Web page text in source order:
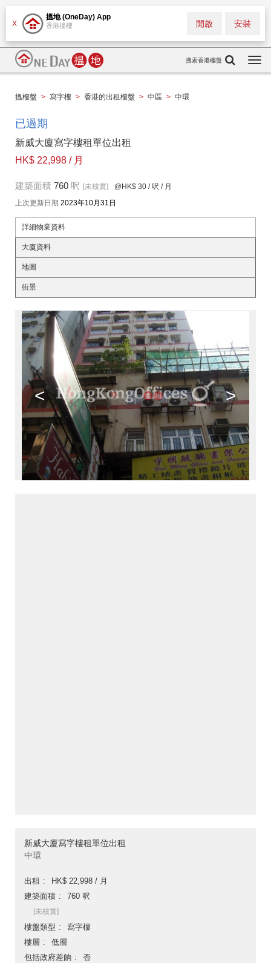
X
搵地 (OneDay) App
香港搵樓 安裝
開啟
搜索香港樓盤
搵樓盤 > 寫字樓 > 香港的出租樓盤 > 中區 > 中環
已過期
新威大廈寫字樓租單位出租
HK$ 22,998 / 月
建築面積 760 呎 [未核實] @HK$ 30 / 呎 / 月
上次更新日期 2023年10月31日
詳細物業資料
大廈資料
地圖
街景
< >
新威大廈寫字樓租單位出租
中環
出租
HK$ 22,998 / 月
建築面積
760 呎
[未核實]
樓盤類型
寫字樓
樓層
低層
包括政府差餉
否